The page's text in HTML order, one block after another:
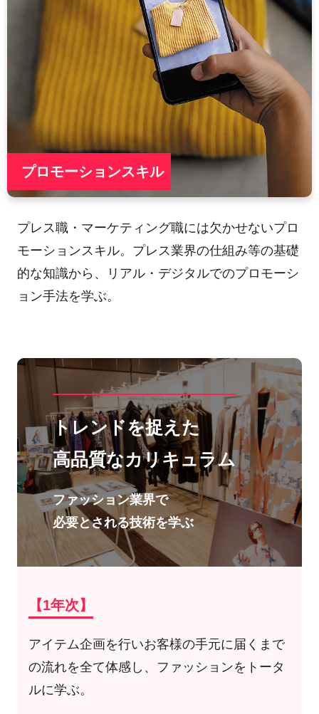
プロモーションスキル
プレス職・マーケティング職には欠かせないプロ
モーションスキル。プレス業界の仕組み等の基礎
的な知識から、リアル・デジタルでのプロモーシ
ョン手法を学ぶ。
トレンドを捉えた
高品質なカリキュラム
ファッション業界で
必要とされる技術を学ぶ
【1年次】
アイテム企画を行いお客様の手元に届くまで
の流れを全て体感し、ファッションをトータ
ルに学ぶ。